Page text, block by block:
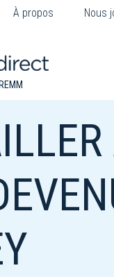
À propos Nous